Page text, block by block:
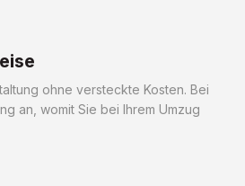
ohne versteckte Kosten. Bei
an, womit Sie bei Ihrem Umzug